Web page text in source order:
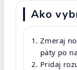
Ako
Zmeraj
päty po
Pridaj